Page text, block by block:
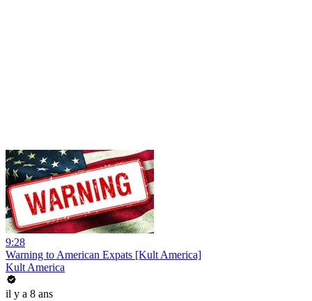
9:28
Warning to American Expats [Kult America]
Kult America
il y a 8 ans